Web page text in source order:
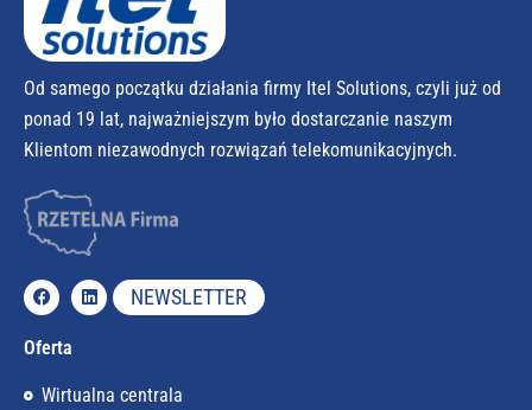
Od samego początku działania firmy Itel Solutions, czyli już od
ponad 19 lat, najważniejszym było dostarczanie naszym
Klientom niezawodnych rozwiązań telekomunikacyjnych.
NEWSLETTER
Oferta
Wirtualna centrala